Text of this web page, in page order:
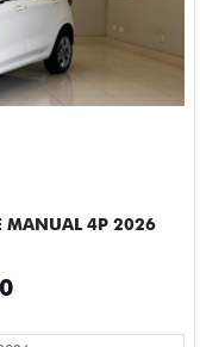
MANUAL 4P 2026